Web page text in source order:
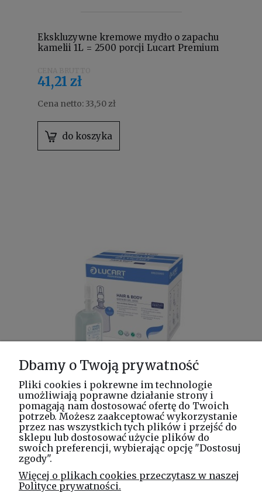
Ekskluzywne kremowe mydło o zapachu
kamelii 1L = 2500 porcji Lucart Premium
41,21 zł
Cena netto: 33,50 zł
do koszyka
Ekskluzywny żel do włosów i ciała 1000
ml Lucart Hair & Body Shower Gel
89103000
37,76 zł
Cena netto:
Dbamy o Twoją prywatność
Pliki cookies i pokrewne im technologie
umożliwiają poprawne działanie strony i
pomagają nam dostosować ofertę do Twoich
potrzeb. Możesz zaakceptować wykorzystanie
przez nas wszystkich tych plików i przejść do
sklepu lub dostosować użycie plików do
swoich preferencji, wybierając opcję "Dostosuj
zgody".
Więcej o plikach cookies przeczytasz w naszej
Polityce prywatności.